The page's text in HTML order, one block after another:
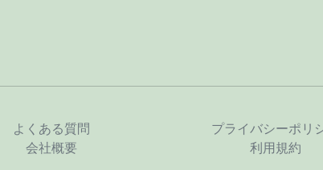
よくある質問
会社概要
プライバシーポリ
利用規約